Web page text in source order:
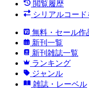
閲覧履歴
シリアルコー
無料・セール作
新刊一覧
新刊雑誌一覧
ランキング
ジャンル
雑誌・レーベル